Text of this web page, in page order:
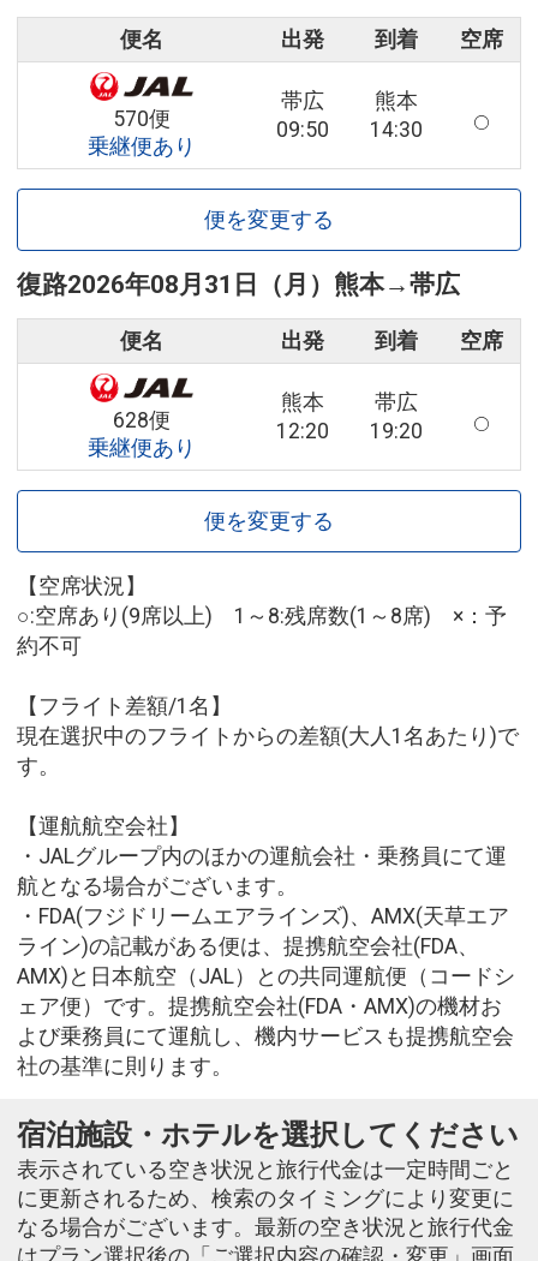
便名 出発 到着 空席
570便
乗継便あり
帯広
09:50
熊本
14:30
便を変更する
復路2026年08月31日（月） 熊本→帯広
便名 出発 到着 空席
628便
乗継便あり
熊本
12:20
帯広
19:20
便を変更する
【空席状況】
○:空席あり(9席以上) 1～8:残席数(1～8席) ×：予
約不可
【フライト差額/1名】
現在選択中のフライトからの差額(大人1名あたり)で
す。
【運航航空会社】
・JALグループ内のほかの運航会社・乗務員にて運
航となる場合がございます。
・FDA(フジドリームエアラインズ)、AMX(天草エア
ライン)の記載がある便は、提携航空会社(FDA、
AMX)と日本航空（JAL）との共同運航便（コードシ
ェア便）です。提携航空会社(FDA・AMX)の機材お
よび乗務員にて運航し、機内サービスも提携航空会
社の基準に則ります。
宿泊施設・ホテルを選択してください
表示されている空き状況と旅行代金は一定時間ごと
に更新されるため、検索のタイミングにより変更に
なる場合がございます。最新の空き状況と旅行代金
はプラン選択後の「ご選択内容の確認・変更」画面